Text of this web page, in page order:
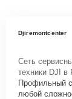
Djiremontcenter
Сеть
техники DJI в
Профильный
любой